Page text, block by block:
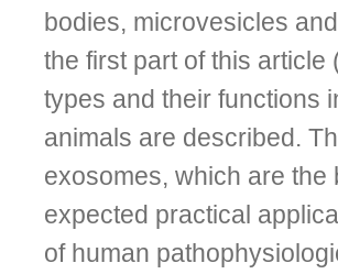
bodies, microvesicles
the first part of this
types and their functions
animals are described.
exosomes, which are
expected practical
of human